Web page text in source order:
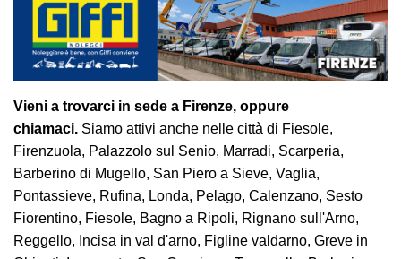
Vieni a trovarci in sede a Firenze, oppure
chiamaci. Siamo attivi anche nelle città di Fiesole,
Firenzuola, Palazzolo sul Senio, Marradi, Scarperia,
Barberino di Mugello, San Piero a Sieve, Vaglia,
Pontassieve, Rufina, Londa, Pelago, Calenzano, Sesto
Fiorentino, Fiesole, Bagno a Ripoli, Rignano sull'Arno,
Reggello, Incisa in val d'arno, Figline valdarno, Greve in